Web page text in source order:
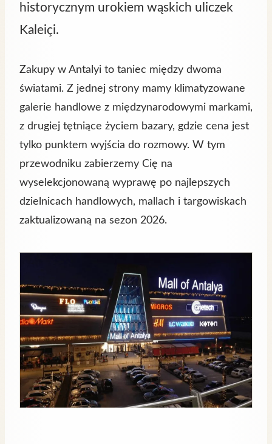
historycznym urokiem wąskich uliczek
Kaleiçi.
Zakupy w Antalyi to taniec między dwoma
światami. Z jednej strony mamy klimatyzowane
galerie handlowe z międzynarodowymi markami,
z drugiej tętniące życiem bazary, gdzie cena jest
tylko punktem wyjścia do rozmowy. W tym
przewodniku zabierzemy Cię na
wyselekcjonowaną wyprawę po najlepszych
dzielnicach handlowych, mallach i targowiskach
zaktualizowaną na sezon 2026.